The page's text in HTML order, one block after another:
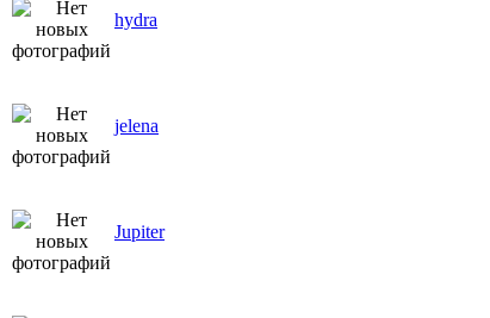
hydra
jelena
Jupiter